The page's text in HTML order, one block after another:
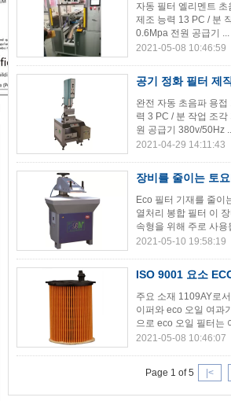
자동 필터 엘리멘트
제조 능력 13 PC / 분
0.6Mpa 전원 공급기 ...
2021-05-08 10:46:59
공기 정화 필터 제
완전 자동 초음파 용
력 3 PC / 분 작업 조
원 공급기 380v/50Hz
2021-04-29 14:11:43
장비를 줄이는 토
Eco 필터 기재를 줄이
열처리 봉합 필터 이
속형을 위해 주로 사
2021-05-10 19:58:19
ISO 9001 요소
주요 소재 1109AY로
이퍼와 eco 오일 여과
으로 eco 오일 필터는
2021-05-08 10:46:07
Page 1 of 5 |<